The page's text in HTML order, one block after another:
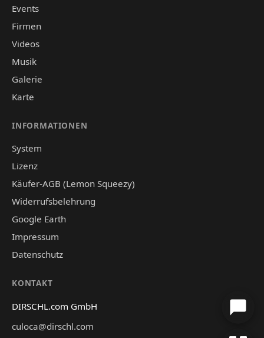
Events
Firmen
Videos
Musik
Galerie
Karte
INFORMATIONEN
System
Lizenz
Käufer-AGB (Lemon Squeezy)
Widerrufsbelehrung
Google Earth
Impressum
Datenschutz
KONTAKT
DIRSCHL.com GmbH
culoca@dirschl.com